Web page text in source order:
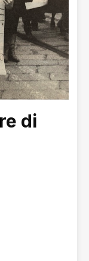
di